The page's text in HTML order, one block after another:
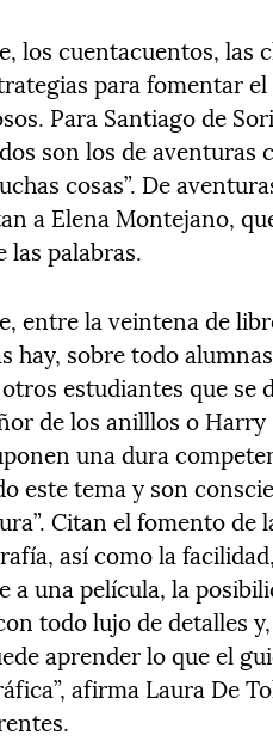
los cuentacuentos, las
para fomentar
Para Santiago de
son los de aventuras
cosas”. De
a Elena Montejano,
las palabras.
entre la veintena de
hay, sobre todo
estudiantes que
de los anilllos o
una dura
este tema y son
Citan el fomento
así como la
a una película, la
todo lujo de detalles
aprender lo que el
afirma Laura De